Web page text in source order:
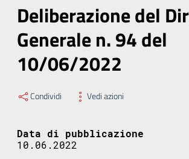
Deliberazione del
Generale n. 94 del
10/06/2022
Condividi Vedi azioni
Data di pubblicazione
10.06.2022